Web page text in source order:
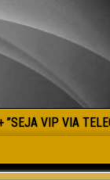
VIP VIA